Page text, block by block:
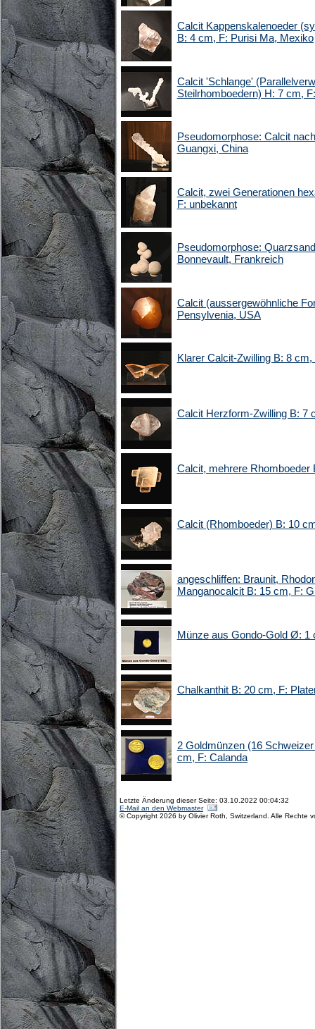
Calcit Kappenskalenoeder
B: 4 cm, F: Purisi Ma, Mexiko
Calcit 'Schlange'
Steilrhomboedern) H: 7 cm,
Pseudomorphose: Calcit
Guangxi, China
Calcit, zwei Generationen
F: unbekannt
Pseudomorphose:
Bonnevault, Frankreich
Calcit (aussergewöhnliche
Pensylvenia, USA
Klarer Calcit-Zwilling B: 8
Calcit Herzform-Zwilling B: 7
Calcit, mehrere Rhomboeder
Calcit (Rhomboeder) B: 10
angeschliffen: Braunit,
Manganocalcit B: 15 cm, F:
Münze aus Gondo-Gold Ø: 1
Chalkanthit B: 20 cm, F:
2 Goldmünzen (16
cm, F: Calanda
Letzte Änderung dieser Seite: 03.10.2022 00:04:32
E-Mail an den Webmaster
© Copyright 2026 by Olivier Roth, Switzerland. Alle Rechte